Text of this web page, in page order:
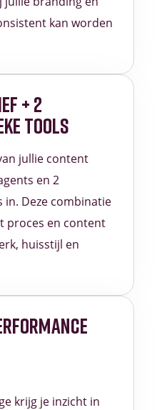
kan worden
+ 2
TOOLS
jullie content
en 2
in. Deze combinatie
proces en content
huisstijl en
krijg je inzicht in